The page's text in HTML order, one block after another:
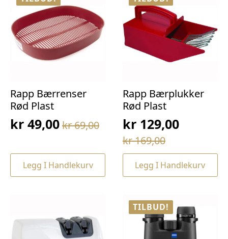
Rapp Bærrenser
Rød Plast
kr69,00
Opprinnelig
var:
kr 69,00.
kr 49,00
Nåværende
er:
kr 49,00.
Legg I Handlekurv
Rapp Bærplukker
Rød Plast
kr169,00
Opprinnelig
pris
var:
kr129,00
Nåværende
pris
er:Legg I Handlekurv
TILBUD!